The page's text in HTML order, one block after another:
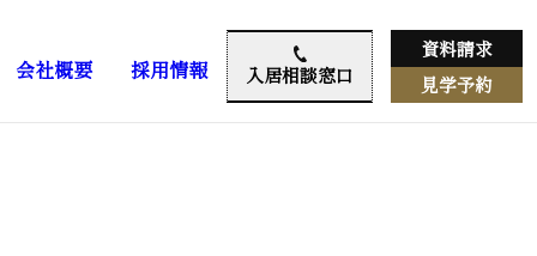
会社概要 採用情報 入居相談窓口
資料請求
見学予約